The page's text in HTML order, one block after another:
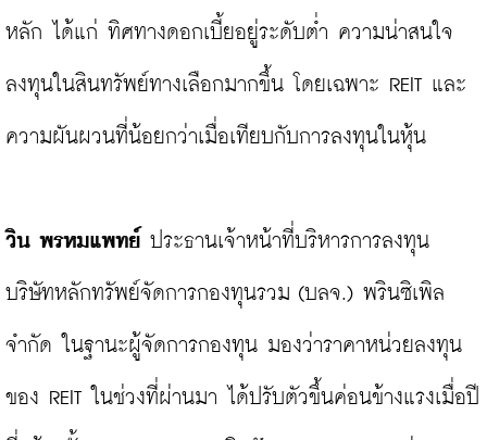
หลัก ได้แก่ ทิศทางดอกเบี้ยอยู่ระดับต่ำ ความน่าสนใจ
ลงทุนในสินทรัพย์ทางเลือกมากขึ้น โดยเฉพาะ REIT และ
ความผันผวนที่น้อยกว่าเมื่อเทียบกับการลงทุนในหุ้น
วิน พรหมแพทย์ ประธานเจ้าหน้าที่บริหารการลงทุน
บริษัทหลักทรัพย์จัดการกองทุนรวม (บลจ.) พรินซิเพิล
จำกัด ในฐานะผู้จัดการกองทุน มองว่าราคาหน่วยลงทุน
ของ REIT ในช่วงที่ผ่านมา ได้ปรับตัวขึ้นค่อนข้างแรงเมื่อปี